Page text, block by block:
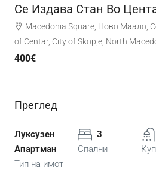
Се Издава Стан Во
Macedonia Square, Ново Маало,
of Centar, City of Skopje, North
400€
Преглед
Луксузен
Апартман
Тип на имот
3
Спални